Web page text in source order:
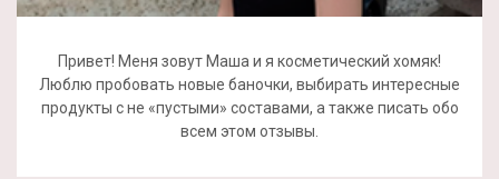
Привет! Меня зовут Маша и я косметический хомяк!
Люблю пробовать новые баночки, выбирать интересные
продукты с не «пустыми» составами, а также писать обо
всем этом отзывы.